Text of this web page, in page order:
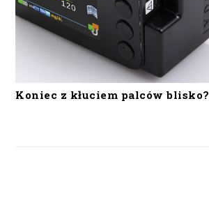
Koniec z kłuciem palców blisko?